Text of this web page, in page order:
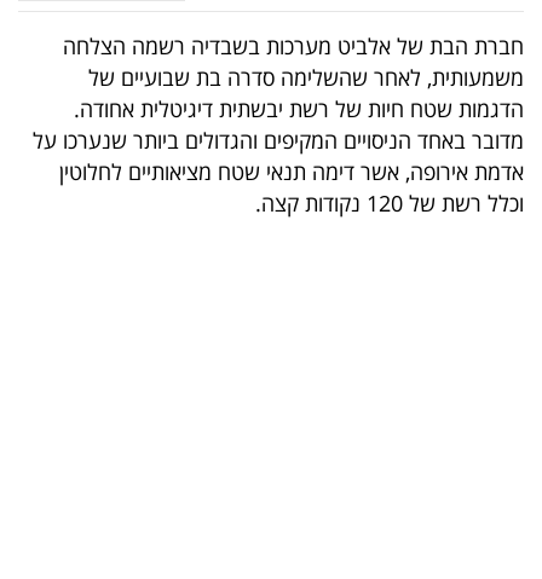
עסקי
ספורט
קריירה
ולימודים
חברת הבת של אלביט מערכות בשבדיה רשמה הצלחה
משמעותית, לאחר שהשלימה סדרה בת שבועיים של
הדגמות שטח חיות של רשת יבשתית דיגיטלית אחודה.
מדובר באחד הניסויים המקיפים והגדולים ביותר שנערכו על
אדמת אירופה, אשר דימה תנאי שטח מציאותיים לחלוטין
וכלל רשת של 120 נקודות קצה.